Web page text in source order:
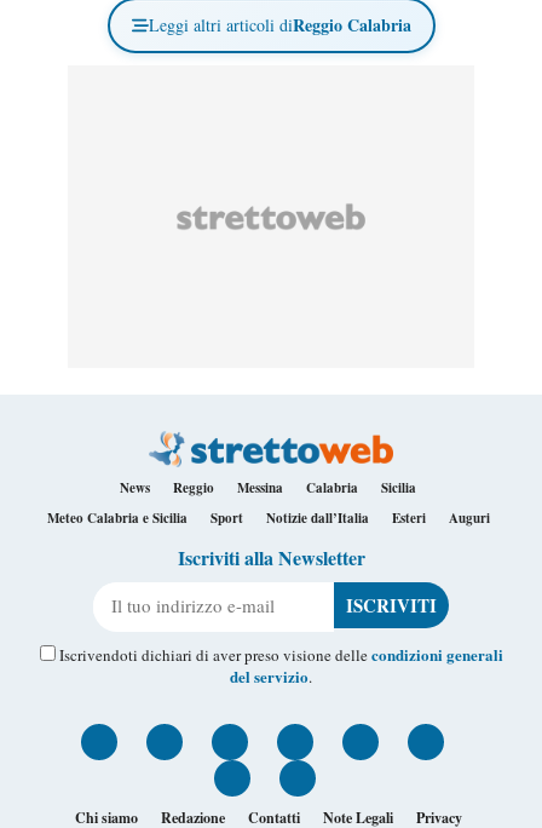
Leggi altri articoli diReggio Calabria
News Reggio Messina Calabria
Sicilia
Meteo Calabria e Sicilia
Sport Notizie dall’Italia Esteri Auguri
Iscriviti alla Newsletter
Iscrivendoti dichiari di aver preso visione dellecondizioni generali
del servizio.
Chi siamo Redazione Contatti Note Legali Privacy